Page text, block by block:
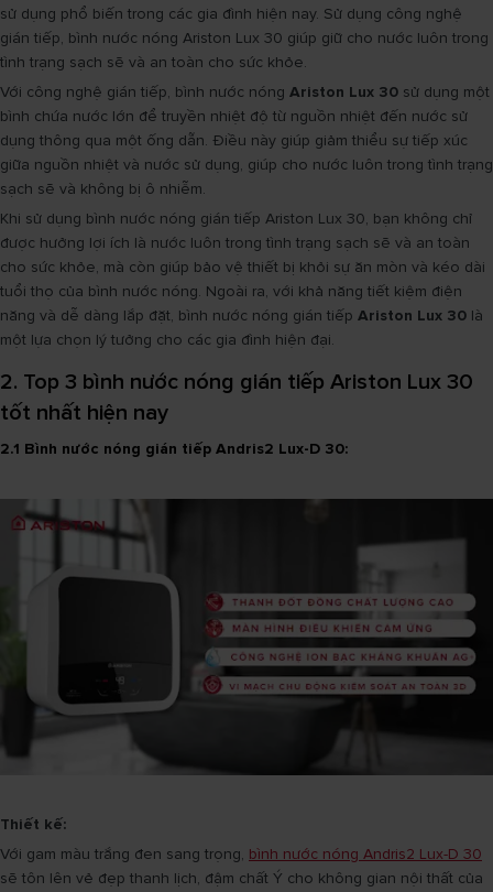
sử dụng phổ biến trong các gia đình hiện nay. Sử dụng công nghệ
gián tiếp, bình nước nóng Ariston Lux 30 giúp giữ cho nước luôn trong
tình trạng sạch sẽ và an toàn cho sức khỏe.
Với công nghệ gián tiếp, bình nước nóng Ariston Lux 30 sử dụng một
bình chứa nước lớn để truyền nhiệt độ từ nguồn nhiệt đến nước sử
dụng thông qua một ống dẫn. Điều này giúp giảm thiểu sự tiếp xúc
giữa nguồn nhiệt và nước sử dụng, giúp cho nước luôn trong tình trạng
sạch sẽ và không bị ô nhiễm.
Khi sử dụng bình nước nóng gián tiếp Ariston Lux 30, bạn không chỉ
được hưởng lợi ích là nước luôn trong tình trạng sạch sẽ và an toàn
cho sức khỏe, mà còn giúp bảo vệ thiết bị khỏi sự ăn mòn và kéo dài
tuổi thọ của bình nước nóng. Ngoài ra, với khả năng tiết kiệm điện
năng và dễ dàng lắp đặt, bình nước nóng gián tiếp Ariston Lux 30 là
một lựa chọn lý tưởng cho các gia đình hiện đại.
2. Top 3 bình nước nóng gián tiếp Ariston Lux 30
tốt nhất hiện nay
2.1 Bình nước nóng gián tiếp Andris2 Lux-D 30:
Thiết kế:
Với gam màu trắng đen sang trọng, bình nước nóng Andris2 Lux-D 30
sẽ tôn lên vẻ đẹp thanh lịch, đậm chất Ý cho không gian nội thất của